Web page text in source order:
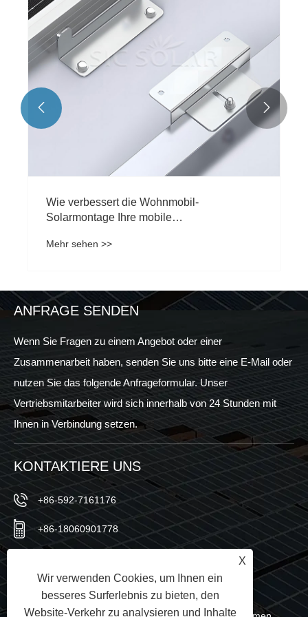
Wie verbessert die Wohnmobil-
Solarmontage Ihre mobile
Mehr sehen >>
 
ANFRAGE SENDEN
Wenn Sie Fragen zu einem Angebot oder einer
Zusammenarbeit haben, senden Sie uns bitte eine E-Mail oder
nutzen Sie das folgende Anfrageformular. Unser
Vertriebsmitarbeiter wird sich innerhalb von 24 Stunden mit
Ihnen in Verbindung setzen.
KONTAKTIERE UNS
+86-592-7161176
+86-18060901778
X
Wir verwenden Cookies, um Ihnen ein
besseres Surferlebnis zu bieten, den
Website-Verkehr zu analysieren und Inhalte